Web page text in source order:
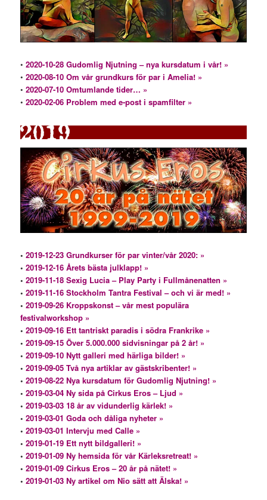
•2020-10-28 Gudomlig Njutning – nya kursdatum i vår! »
•2020-08-10 Om vår grundkurs för par i Amelia! »
•2020-07-10 Omtumlande tider… »
•2020-02-06 Problem med e-post i spamfilter »
•2019-12-23 Grundkurser för par vinter/vår 2020: »
•2019-12-16 Årets bästa julklapp! »
•2019-11-18 Sexig Lucia – Play Party i Fullmånenatten »
•2019-11-16 Stockholm Tantra Festival – och vi är med! »
•2019-09-26 Kroppskonst – vår mest populära
festivalworkshop »
•2019-09-16 Ett tantriskt paradis i södra Frankrike »
•2019-09-15 Över 5.000.000 sidvisningar på 2 år! »
•2019-09-10 Nytt galleri med härliga bilder! »
•2019-09-05 Två nya artiklar av gästskribenter! »
•2019-08-22 Nya kursdatum för Gudomlig Njutning! »
•2019-03-04 Ny sida på Cirkus Eros – Ljud »
•2019-03-03 18 år av vidunderlig kärlek! »
•2019-03-01 Goda och dåliga nyheter »
•2019-03-01 Intervju med Calle »
•2019-01-19 Ett nytt bildgalleri! »
•2019-01-09 Ny hemsida för vår Kärleksretreat! »
•2019-01-09 Cirkus Eros – 20 år på nätet! »
•2019-01-03 Ny artikel om Nio sätt att Älska! »